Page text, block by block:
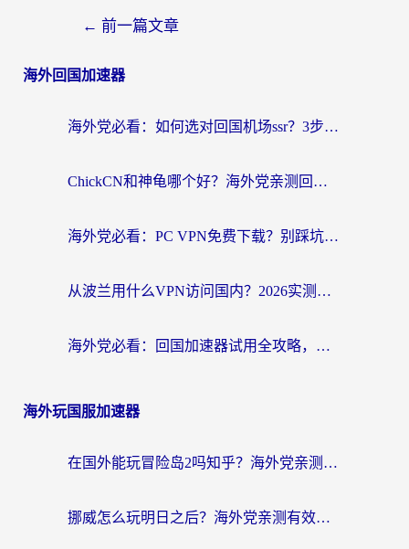
← 前一篇文章
海外回国加速器
海外党必看：如何选对回国机场ssr？3步解决国内资源访问难题
ChickCN和神龟哪个好？海外党亲测回国加速器的实用攻略
海外党必看：PC VPN免费下载？别踩坑！3步选对回国加速器无缝刷国内资源
从波兰用什么VPN访问国内？2026实测有效的无缝回国方案
海外党必看：回国加速器试用全攻略，无缝刷国内剧玩游戏不再难
海外玩国服加速器
在国外能玩冒险岛2吗知乎？海外党亲测有效的国服游戏加速指南
挪威怎么玩明日之后？海外党亲测有效的国服游戏加速指南